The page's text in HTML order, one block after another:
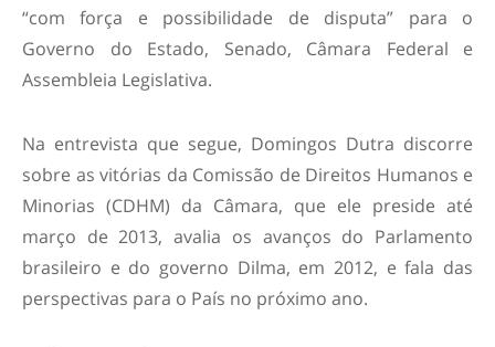
“com força e possibilidade de disputa” para o
Governo do Estado, Senado, Câmara Federal e
Assembleia Legislativa.
Na entrevista que segue, Domingos Dutra discorre
sobre as vitórias da Comissão de Direitos Humanos e
Minorias (CDHM) da Câmara, que ele preside até
março de 2013, avalia os avanços do Parlamento
brasileiro e do governo Dilma, em 2012, e fala das
perspectivas para o País no próximo ano.